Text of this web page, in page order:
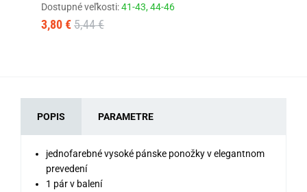
Dostupné veľkosti:41-43,44-46
3,80 € 5,44 €
POPIS PARAMETRE
jednofarebné vysoké pánske ponožky v elegantnom
prevedení
1 pár v balení